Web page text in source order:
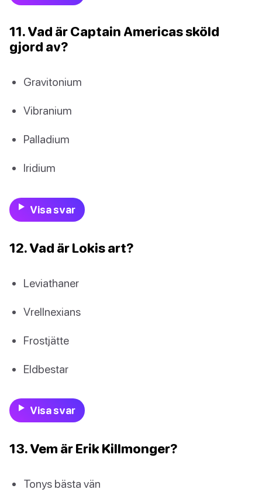
11. Vad är Captain Americas sköld
gjord av?
Gravitonium
Vibranium
Palladium
Iridium
Visa svar
12. Vad är Lokis art?
Leviathaner
Vrellnexians
Frostjätte
Eldbestar
Visa svar
13. Vem är Erik Killmonger?
Tonys bästa vän